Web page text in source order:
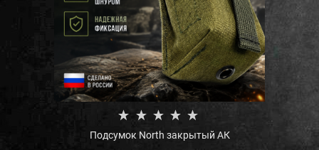
Подсумок North закрытый АК